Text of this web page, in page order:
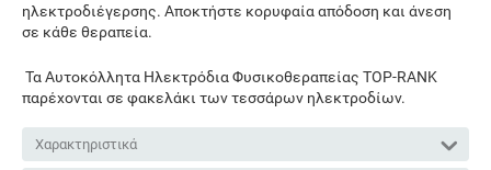
ηλεκτροδιέγερσης. Αποκτήστε κορυφαία απόδοση και άνεση
σε κάθε θεραπεία.
Τα Αυτοκόλλητα Ηλεκτρόδια Φυσικοθεραπείας TOP-RANK
παρέχονται σε φακελάκι των τεσσάρων ηλεκτροδίων.
Χαρακτηριστικά